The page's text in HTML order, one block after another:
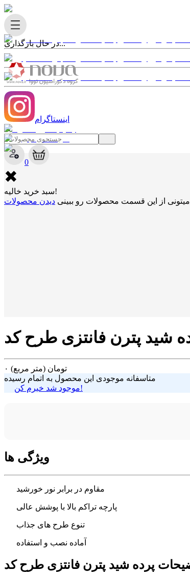
در حال بارگذاری...
✖
0
✖
سبد خرید خالیه!
میتونی از این قسمت محصولات رو ببینی
اینستاگرام
۰ تومان (متر مربع)
متاسفانه موجودی این محصول به اتمام رسیده
موجود شد خبرم کن!
ویژگی ها
مقاوم در برابر نور خورشید
پارچه تراکم بالا با پوشش عالی
تنوع طرح های جذاب
آماده نصب و استفاده